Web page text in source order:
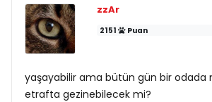
zzAr
2151 Puan
yaşayabilir ama bütün gün bir odada
etrafta gezinebilecek mi?